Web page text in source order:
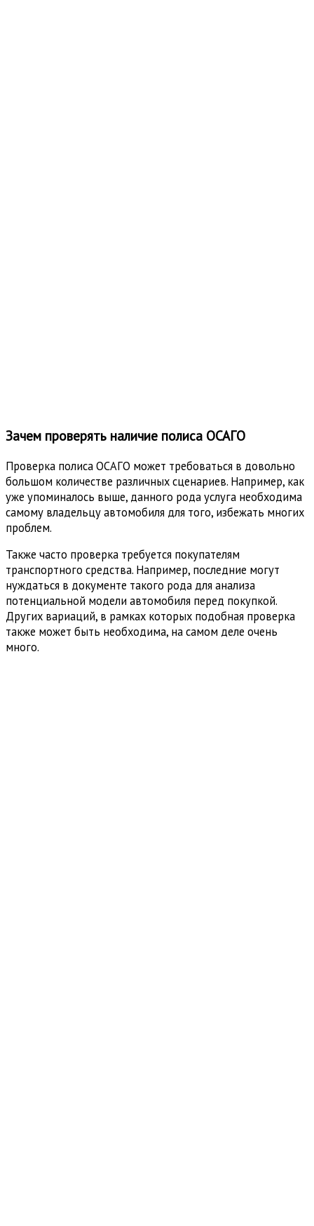
Зачем проверять наличие полиса ОСАГО
Проверка полиса ОСАГО может требоваться в довольно
большом количестве различных сценариев. Например, как
уже упоминалось выше, данного рода услуга необходима
самому владельцу автомобиля для того, избежать многих
проблем.
Также часто проверка требуется покупателям
транспортного средства. Например, последние могут
нуждаться в документе такого рода для анализа
потенциальной модели автомобиля перед покупкой.
Других вариаций, в рамках которых подобная проверка
также может быть необходима, на самом деле очень
много.